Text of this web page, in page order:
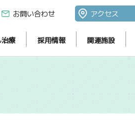
お問い合わせ アクセス
療 採用情報 関連施設